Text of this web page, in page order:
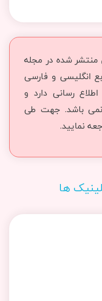
منتشر شده در مجله
انگلیسی و فارسی
رسانی دارد و
نمی باشد. جهت طی
نمایید.
ها